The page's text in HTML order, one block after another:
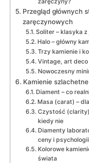
Przegląd głównych
zaręczynowych
Soliter – klasyka
Halo – główny
Trzy kamienie i
Vintage, art deco
Nowoczesny
Kamienie
Diament – co
Masa (carat) –
Czystość
kiedy nie
Diamenty
ceny i psychologii
Kolorowe
świata